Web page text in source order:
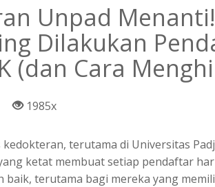
Unpad
Dilakukan
(dan Cara
1985x
terutama di Universitas
ketat membuat setiap pendaftar
baik, terutama bagi mereka yang